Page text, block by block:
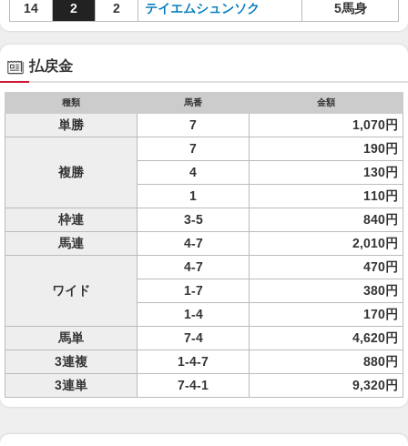
14
2 2 テイエムシュンソク 5馬身
払戻金
種類 馬番 金額
単勝 7 1,070円
複勝
7
190円
4
130円
1
110円
枠連
3-5
840円
馬連
4-7 2,010円
ワイド
4-7
470円
1-7
380円
1-4
170円
馬単
7-4
4,620円
3連複
1-4-7
880円
3連単
7-4-1 9,320円